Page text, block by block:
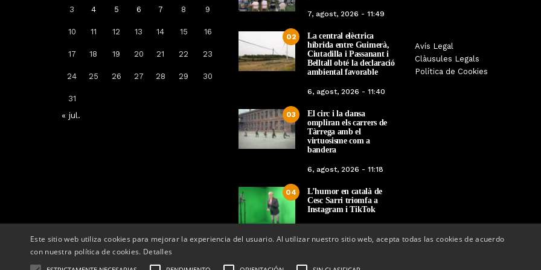
3 4 5 6 7 8 9
10 11 12 13 14 15 16
17 18 19 20 21 22 23
24 25 26 27 28 29 30
31
« jul.
7, agost, 2026 - 11:49
02
La central elèctrica
híbrida entre Guimerà,
Ciutadilla i Passanant i
Belltall obté la declaració
ambiental favorable
6, agost, 2026 - 11:40
03
El circ i la dansa
ompliran els carrers de
Tàrrega amb el
virtuosisme com a
bandera
6, agost, 2026 - 11:18
04
L’humor en català de
Cesc Sarri triomfa a
Instagram i TikTok
Avís Legal
Clàusules Legals
Política de Cookies
Arrenca la campanya de
vacunació: a qui li toca la de la
grip, COVID-19 o totes dues
14, octubre, 2025 - 08:04
Tàrrega farà bategar la història
amb l’estrena de “Lo Pedrafoc”,
la nova bèstia festiva de
12, maig, 2026 - 09:29
Tàrrega edita un
història dels gegants
en el marc de la
Este sitio web utiliza cookies para mejorar la experiencia del usuario. Al utilizar nuestro sitio web, acepta todas las cookies de acuerdo
con nuestra política de cookies. Detalles